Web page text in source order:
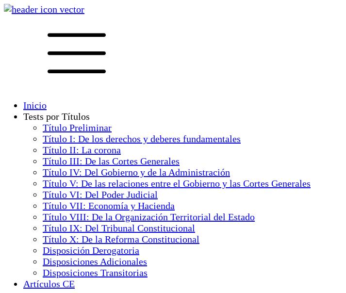
Inicio
Tests por Títulos
Título Preliminar
Título I: De los derechos y deberes fundamentales
Título II: La corona
Título III: De las Cortes Generales
Título IV: Del Gobierno y de la Administración
Título V: De las relaciones entre el Gobierno y las Cortes Generales
Título VI: Del Poder Judicial
Título VII: Economía y Hacienda
Título VIII: De la Organización Territorial del Estado
Título IX: Del Tribunal Constitucional
Título X: De la Reforma Constitucional
Disposición Derogatoria
Disposiciones Adicionales
Disposiciones Transitorias
Artículos CE